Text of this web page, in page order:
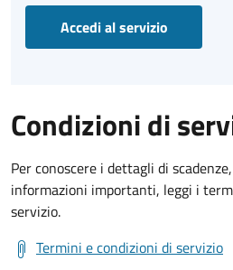
Accedi al servizio
Condizioni di
Per conoscere i dettagli di
informazioni importanti, leggi i
servizio.
Termini e condizioni di servizio